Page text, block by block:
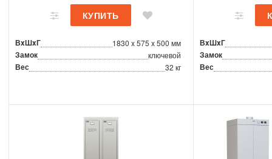
ВxШxГ 1830 x 575 x 500 мм
Замок ключевой
Вес 32 кг
ВxШxГ
Замок
Вес